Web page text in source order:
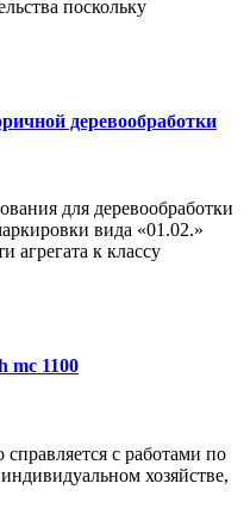
поскольку
деревообработки
для деревообработки
вида «01.02.»
агрегата к классу
mc 1100
с работами по
хозяйстве,